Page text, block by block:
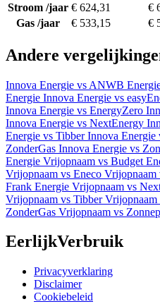
Stroom /jaar € 624,31
€
Gas /jaar
€ 533,15 €
Andere
Innova Energie vs ANWB
Energie Innova Energie vs
Innova Energie vs EnergyZero
Innova Energie vs NextEnergy
Energie vs TibberInnova Energie
ZonderGas Innova Energie vs
Energie Vrijopnaam vs Budget
Vrijopnaam vs Eneco Vrijopnaam
Frank Energie Vrijopnaam vs
Vrijopnaam vs TibberVrijopnaam
ZonderGas Vrijopnaam vs
EerlijkVerbruik
Privacyverklaring
Disclaimer
Cookiebeleid